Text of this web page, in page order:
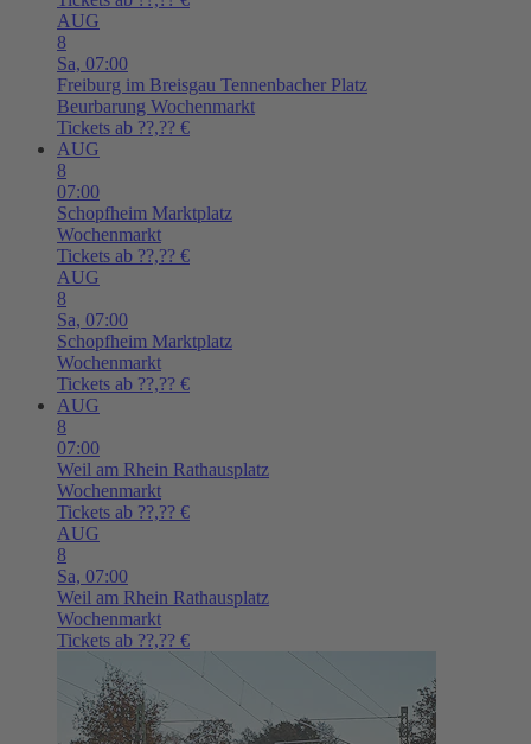
AUG
8
Sa, 07:00
Freiburg im Breisgau Tennenbacher Platz
Beurbarung Wochenmarkt
Tickets ab ??,?? €
AUG
8
07:00
Schopfheim Marktplatz
Wochenmarkt
Tickets ab ??,?? €
AUG
8
Sa, 07:00
Schopfheim Marktplatz
Wochenmarkt
Tickets ab ??,?? €
AUG
8
07:00
Weil am Rhein Rathausplatz
Wochenmarkt
Tickets ab ??,?? €
AUG
8
Sa, 07:00
Weil am Rhein Rathausplatz
Wochenmarkt
Tickets ab ??,?? €